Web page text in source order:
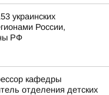
украинских
России,
РФ
кафедры
отделения детских